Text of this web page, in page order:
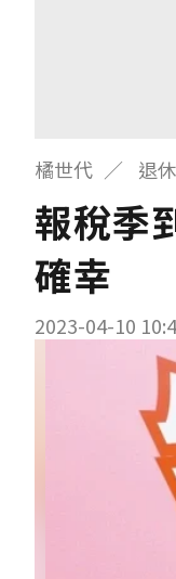
橘世代 退
報稅季
確幸
2023-04-10